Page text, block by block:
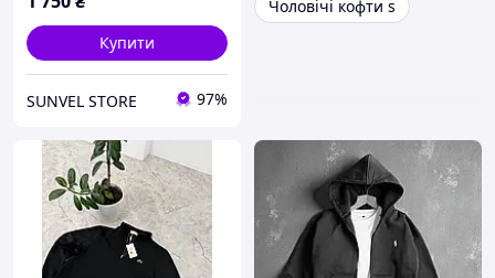
Купити
SUNVEL STORE 97%
Чоловічі кофти s